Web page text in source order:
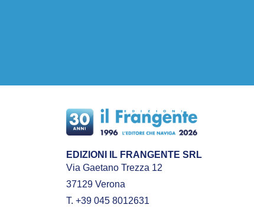
EDIZIONI IL FRANGENTE SRL
Via Gaetano Trezza 12
37129 Verona
T. +39 045 8012631